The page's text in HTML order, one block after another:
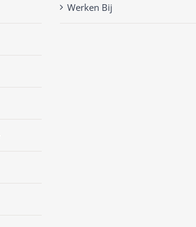
Werken Bij